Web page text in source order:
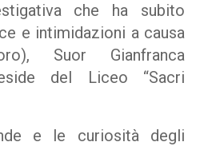
che ha subito
e intimidazioni a causa
Suor Gianfranca
del Liceo “Sacri
e le curiosità degli